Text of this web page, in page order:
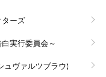
ーズ
実行委員会～
ュヴァルツブラウ)